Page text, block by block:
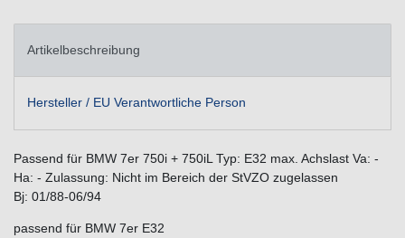
Artikelbeschreibung
Hersteller / EU Verantwortliche Person
Passend für BMW 7er 750i + 750iL Typ: E32 max. Achslast Va: -
Ha: - Zulassung: Nicht im Bereich der StVZO zugelassen
Bj: 01/88-06/94
passend für BMW 7er E32